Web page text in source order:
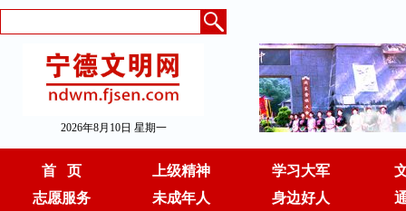
2026年8月10日 星期一
首 页 上级精神
学习大军
志愿服务
未成年人 身边好人